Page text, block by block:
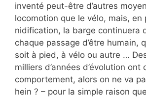
inventé peut-être d’autres
locomotion que le vélo, mais, en
nidification, la barge continuera
chaque passage d’être humain,
soit à pied, à vélo ou autre …
milliers d’années d’évolution ont
comportement, alors on ne va
hein ? – pour la simple raison